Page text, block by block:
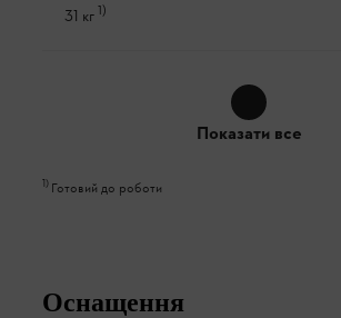
31 кг1)
Показати все
1) Готовий до роботи
Оснащення